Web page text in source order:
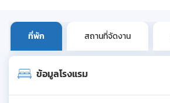
ที่พัก สถานที่จัดงาน
ข้อมูลโรงแรม